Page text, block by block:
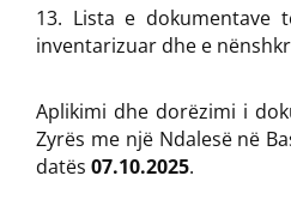
Lista e dokumentave
inventarizuar dhe e
Aplikimi dhe dorëzimi i
Zyrës me një Ndalesë në
datës 07.10.2025.